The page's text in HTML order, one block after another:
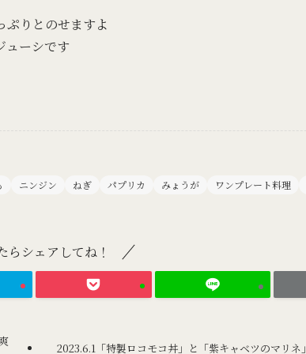
ぷりとのせますよ
ューシです
ニンジン ねぎ パプリカ みょうが ワンプレート料理
らシェアしてね！
2023.6.1「特製ロコモコ丼」と「紫キャベツのマリネ」